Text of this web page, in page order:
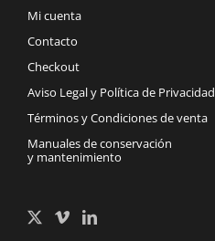
Mi cuenta
Contacto
Checkout
Aviso Legal y Política de Privacidad
Términos y Condiciones de venta
Manuales de conservación
y mantenimiento